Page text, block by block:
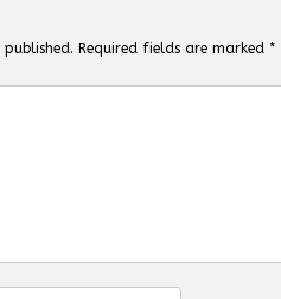
Required fields are marked *